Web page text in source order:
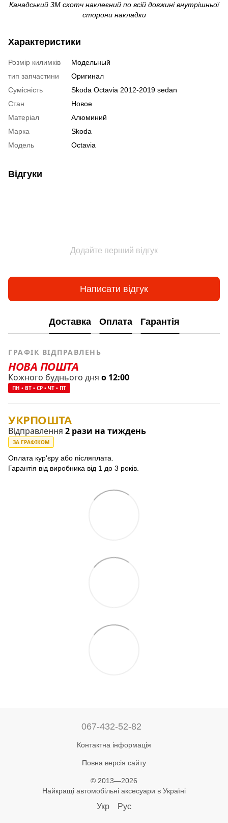
Канадський 3М скотч наклеєний по всій довжині внутрішньої
сторони накладки
Характеристики
Розмір килимків
Модельный
тип запчастини
Оригинал
Сумісність
Skoda Octavia 2012-2019 sedan
Стан
Новое
Матеріал
Алюминий
Марка
Skoda
Модель
Octavia
Відгуки
Додайте перший відгук
Написати відгук
Доставка Оплата Гарантія
ГРАФІК ВІДПРАВЛЕНЬ
НОВА ПОШТА
Кожного буднього дня о 12:00
ПН • ВТ • СР • ЧТ • ПТ
УКРПОШТА
Відправлення 2 рази на тиждень
ЗА ГРАФІКОМ
Оплата кур'єру або післяплата.
Гарантія від виробника від 1 до 3 років.
067-432-52-82
Контактна інформація
Повна версія сайту
© 2013—2026
Найкращі автомобільні аксесуари в Україні
Укр Рус